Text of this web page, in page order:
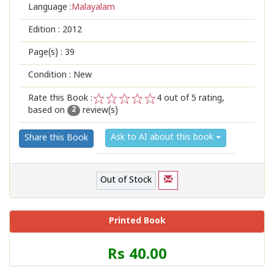
Language :Malayalam
Edition : 2012
Page(s) : 39
Condition : New
Rate this Book :
2
1
4 out of 5 rating,
based on
2 review(s)
Share this Book Ask to AI about this book
Out of Stock
Printed Book
Price
of
Rs 40.00